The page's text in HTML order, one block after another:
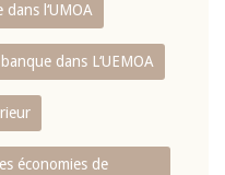
l‘UMOA
dans L‘UEMOA
économies de